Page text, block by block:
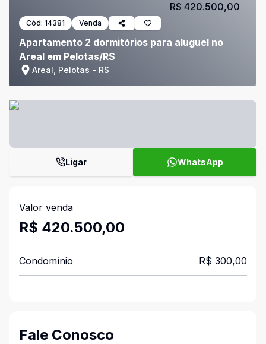
Cód: 14381 Venda
Apartamento 2 dormitórios para aluguel no
Areal em Pelotas/RS
Areal, Pelotas - RS
R$ 420.500,00
Ligar WhatsApp
Valor venda
R$ 420.500,00
Condomínio R$ 300,00
Fale Conosco